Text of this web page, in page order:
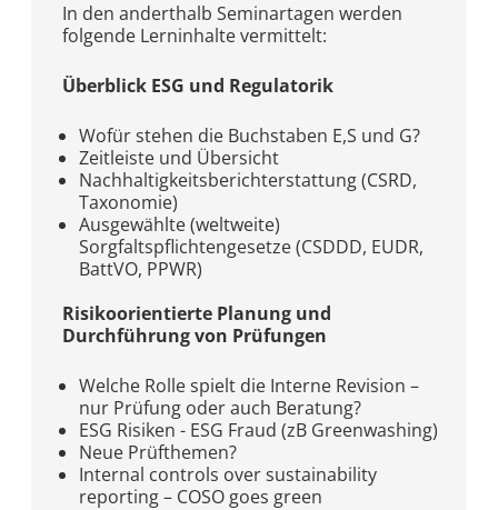
In den anderthalb Seminartagen werden
folgende Lerninhalte vermittelt:
Überblick ESG und Regulatorik
Wofür stehen die Buchstaben E,S und G?
Zeitleiste und Übersicht
Nachhaltigkeitsberichterstattung (CSRD,
Taxonomie)
Ausgewählte (weltweite)
Sorgfaltspflichtengesetze (CSDDD, EUDR,
BattVO, PPWR)
Risikoorientierte Planung und
Durchführung von Prüfungen
Welche Rolle spielt die Interne Revision –
nur Prüfung oder auch Beratung?
ESG Risiken - ESG Fraud (zB Greenwashing)
Neue Prüfthemen?
Internal controls over sustainability
reporting – COSO goes green